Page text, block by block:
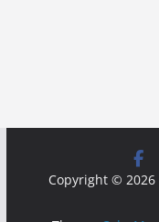
Copyright © 2026